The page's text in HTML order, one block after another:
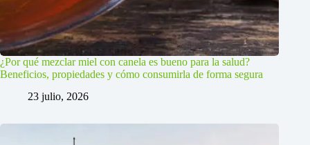
¿Por qué mezclar miel con canela es bueno para la salud?
Beneficios, propiedades y cómo consumirla de forma segura
23 julio, 2026